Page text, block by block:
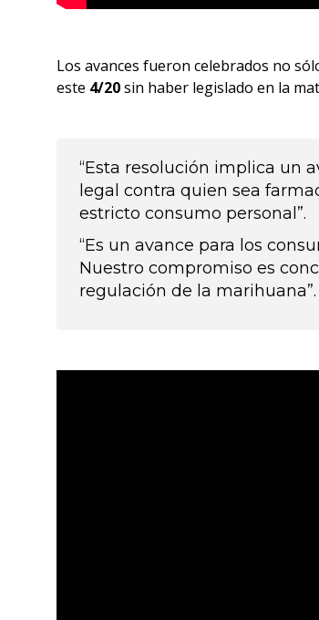
Los avances fueron celebrados no
este 4/20sin haber legislado en la
“Esta resolución implica un
legal contra quien sea
estricto consumo personal”.
“Es un avance para los
Nuestro compromiso es
regulación de la marihuana”.